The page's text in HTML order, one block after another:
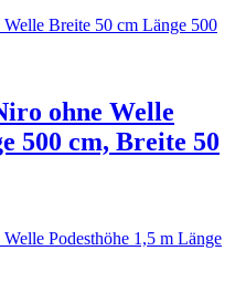
ohne Welle
500 cm, Breite 50